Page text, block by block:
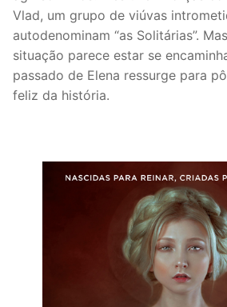
Vlad, um grupo de viúvas
autodenominam “as Solitárias”.
situação parece estar se
passado de Elena ressurge para
feliz da história.